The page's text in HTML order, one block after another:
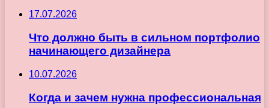
17.07.2026
Что должно быть в сильном портфолио
начинающего дизайнера
10.07.2026
Когда и зачем нужна профессиональная